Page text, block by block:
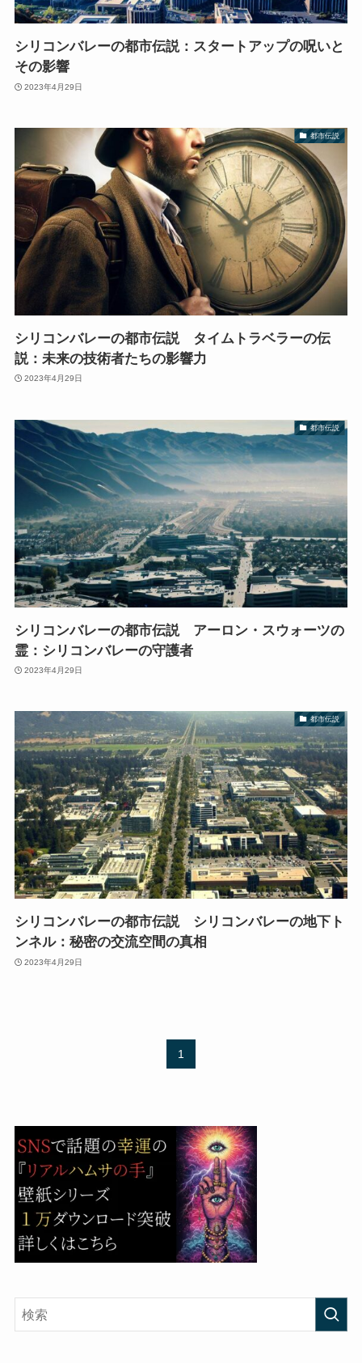
シリコンバレーの都市伝説：スタートアップの呪いと
その影響
2023年4月29日
都市伝説
シリコンバレーの都市伝説 タイムトラベラーの伝
説：未来の技術者たちの影響力
2023年4月29日
都市伝説
シリコンバレーの都市伝説 アーロン・スウォーツの
霊：シリコンバレーの守護者
2023年4月29日
都市伝説
シリコンバレーの都市伝説 シリコンバレーの地下ト
ンネル：秘密の交流空間の真相
2023年4月29日
1